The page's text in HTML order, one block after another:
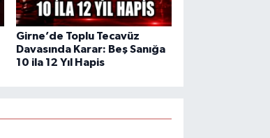
Girne’de Toplu Tecavüz
Davasında Karar: Beş Sanığa
10 ila 12 Yıl Hapis